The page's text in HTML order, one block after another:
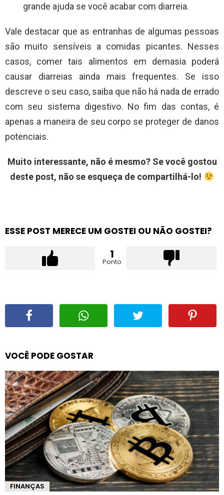
grande ajuda se você acabar com diarreia.
Vale destacar que as entranhas de algumas pessoas
são muito sensíveis a comidas picantes. Nesses
casos, comer tais alimentos em demasia poderá
causar diarreias ainda mais frequentes. Se isso
descreve o seu caso, saiba que não há nada de errado
com seu sistema digestivo. No fim das contas, é
apenas a maneira de seu corpo se proteger de danos
potenciais.
Muito interessante, não é mesmo? Se você gostou
deste post, não se esqueça de compartilhá-lo!
ESSE POST MERECE UM GOSTEI OU NÃO GOSTEI?
1
Ponto
VOCÊ PODE GOSTAR
FINANÇAS